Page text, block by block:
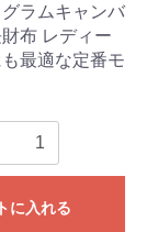
ラムキャンバ
布 レディー
最適な定番モ
に入れる